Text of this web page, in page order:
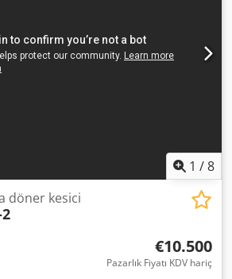
1 /8
döner kesici
€10.500
Pazarlık Fiyatı KDV hariç